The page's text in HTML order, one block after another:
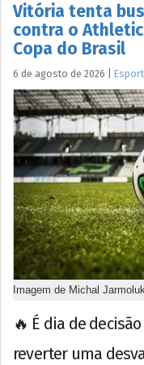
Vitória tenta
contra o
Copa do Brasil
6 de agosto de 2026
Imagem de Michal
🔥 É dia de
reverter uma